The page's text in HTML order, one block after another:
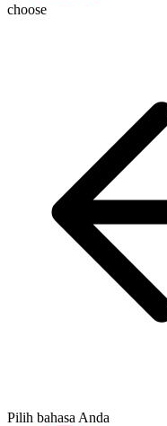
choose
Pilih bahasa Anda